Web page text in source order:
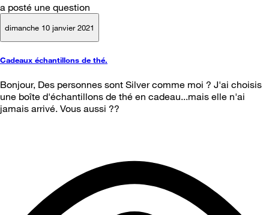
a posté une question
dimanche 10 janvier 2021
Cadeaux échantillons de thé.
Bonjour, Des personnes sont Silver comme moi ? J'ai choisis
une boîte d'échantillons de thé en cadeau...mais elle n'ai
jamais arrivé. Vous aussi ??